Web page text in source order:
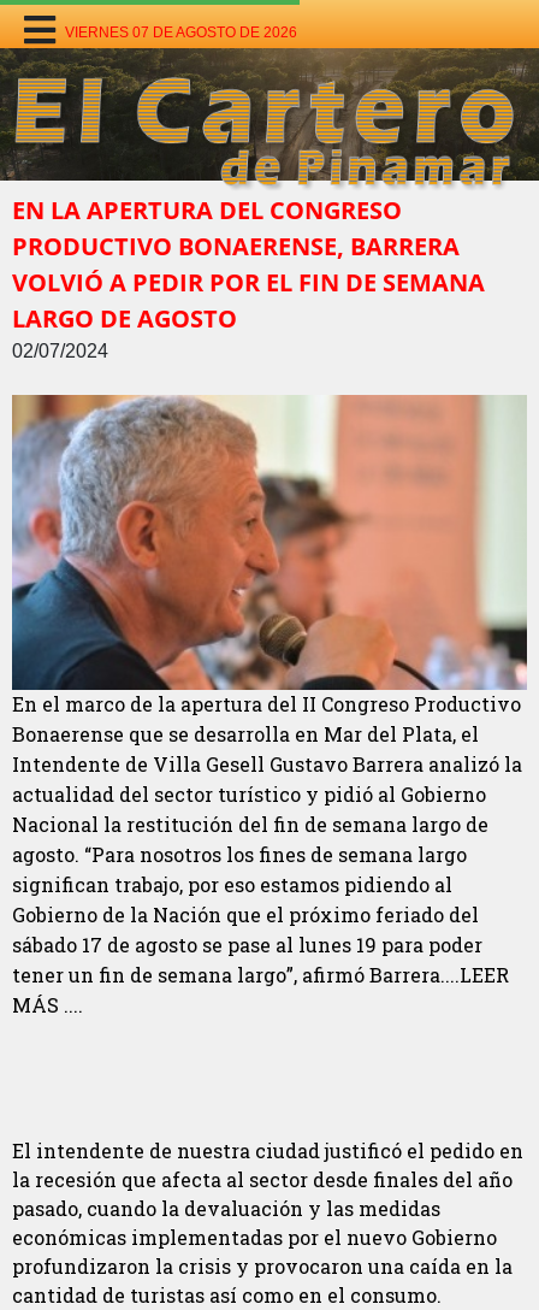
VIERNES 07 DE AGOSTO DE 2026
EN LA APERTURA DEL CONGRESO
PRODUCTIVO BONAERENSE, BARRERA
VOLVIÓ A PEDIR POR EL FIN DE SEMANA
LARGO DE AGOSTO
02/07/2024
En el marco de la apertura del II Congreso Productivo
Bonaerense que se desarrolla en Mar del Plata, el
Intendente de Villa Gesell Gustavo Barrera analizó la
actualidad del sector turístico y pidió al Gobierno
Nacional la restitución del fin de semana largo de
agosto. “Para nosotros los fines de semana largo
significan trabajo, por eso estamos pidiendo al
Gobierno de la Nación que el próximo feriado del
sábado 17 de agosto se pase al lunes 19 para poder
tener un fin de semana largo”, afirmó Barrera....LEER
MÁS ....
El intendente de nuestra ciudad justificó el pedido en
la recesión que afecta al sector desde finales del año
pasado, cuando la devaluación y las medidas
económicas implementadas por el nuevo Gobierno
profundizaron la crisis y provocaron una caída en la
cantidad de turistas así como en el consumo.